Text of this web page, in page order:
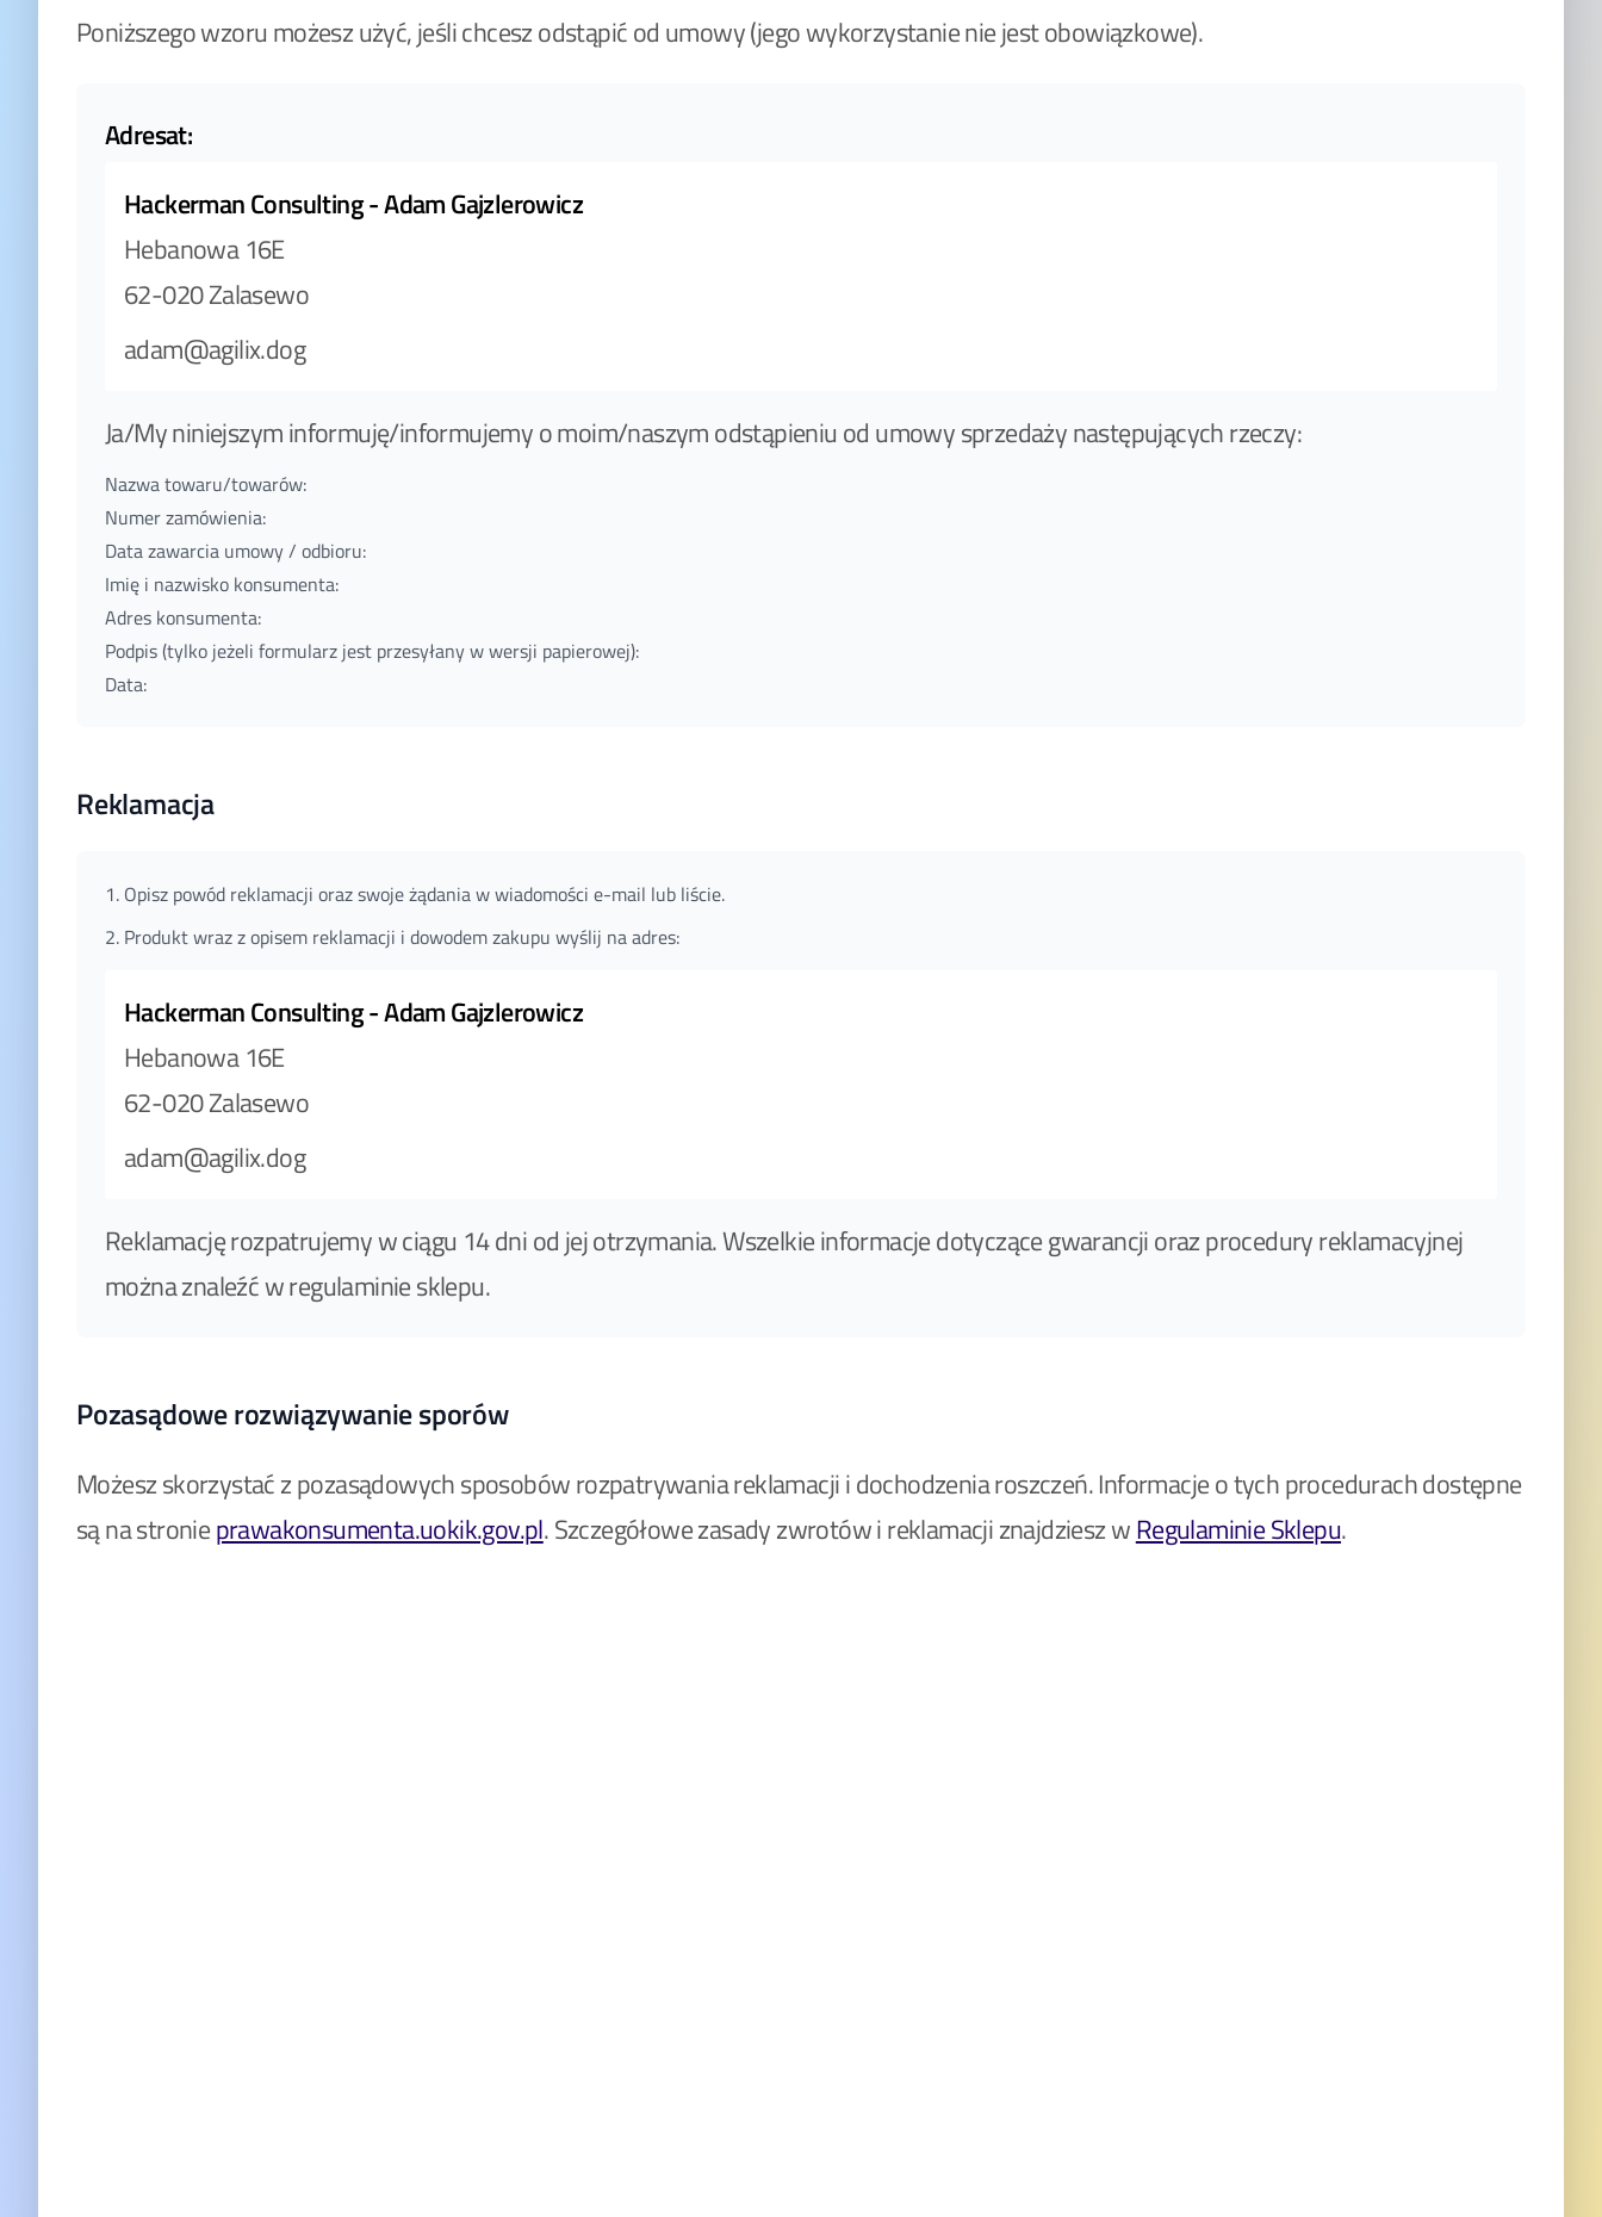
Poniższego wzoru możesz użyć, jeśli chcesz odstąpić od umowy (jego wykorzystanie nie jest obowiązkowe).
Adresat:
Hackerman Consulting - Adam Gajzlerowicz
Hebanowa 16E
62-020 Zalasewo
adam@agilix.dog
Ja/My niniejszym informuję/informujemy o moim/naszym odstąpieniu od umowy sprzedaży następujących rzeczy:
Nazwa towaru/towarów:
Numer zamówienia:
Data zawarcia umowy / odbioru:
Imię i nazwisko konsumenta:
Adres konsumenta:
Podpis (tylko jeżeli formularz jest przesyłany w wersji papierowej):
Data:
Reklamacja
Opisz powód reklamacji oraz swoje żądania w wiadomości e-mail lub liście.
Produkt wraz z opisem reklamacji i dowodem zakupu wyślij na adres:
Hackerman Consulting - Adam Gajzlerowicz
Hebanowa 16E
62-020 Zalasewo
adam@agilix.dog
Reklamację rozpatrujemy w ciągu 14 dni od jej otrzymania. Wszelkie informacje dotyczące gwarancji oraz procedury reklamacyjnej
można znaleźć w regulaminie sklepu.
Pozasądowe rozwiązywanie sporów
Możesz skorzystać z pozasądowych sposobów rozpatrywania reklamacji i dochodzenia roszczeń. Informacje o tych procedurach dostępne
są na stronieprawakonsumenta.uokik.gov.pl. Szczegółowe zasady zwrotów i reklamacji znajdziesz wRegulaminie Sklepu.